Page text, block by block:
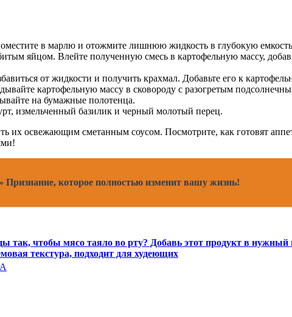
в марлю и отожмите лишнюю жидкость в глубокую
яйцом. Влейте полученную смесь в картофельную массу,
от жидкости и получить крахмал. Добавьте его к
картофельную массу в сковороду с разогретым
на бумажные полотенца.
измельченный базилик и черный молотый перец.
их освежающим сметанным соусом. Посмотрите, как готовят
Признание, которое полностью изменит вашу жизнь!
так, чтобы мясо таяло во рту? Добавь этот продукт в нужный
текстура, подходит для худеющих